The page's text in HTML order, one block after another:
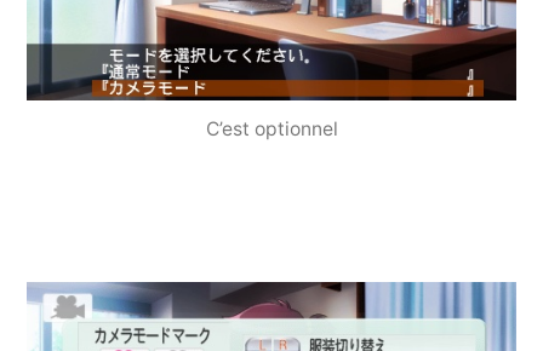
C’est optionnel